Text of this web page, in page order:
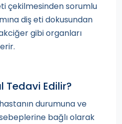
çekilmesinden sorumlu
diş eti dokusundan
gibi organları
Tedavi Edilir?
durumuna ve
bağlı olarak